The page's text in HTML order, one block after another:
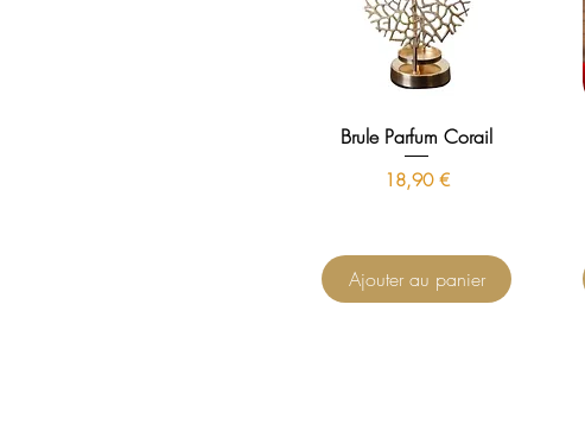
Brule Parfum Corail
Prix
18,90 €
Ajouter au panier